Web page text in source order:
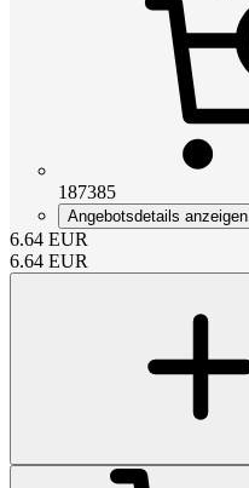
187385
Angebotsdetails anzeigen
6.64 EUR
6.64 EUR